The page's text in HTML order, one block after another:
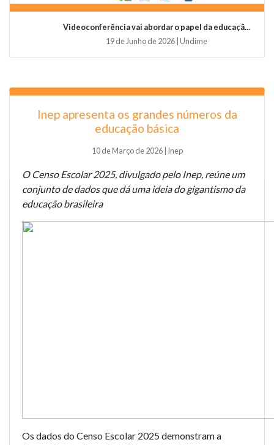
Videoconferência vai abordar o papel da educaçã...
19 de Junho de 2026 | Undime
Inep apresenta os grandes números da
educação básica
10 de Março de 2026 | Inep
O Censo Escolar 2025, divulgado pelo Inep, reúne um
conjunto de dados que dá uma ideia do gigantismo da
educação brasileira
Os dados do Censo Escolar 2025 demonstram a